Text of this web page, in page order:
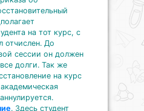
на тот курс, с
отчислен. До
сессии он должен
долги. Так же
на курс
. Здесь студент